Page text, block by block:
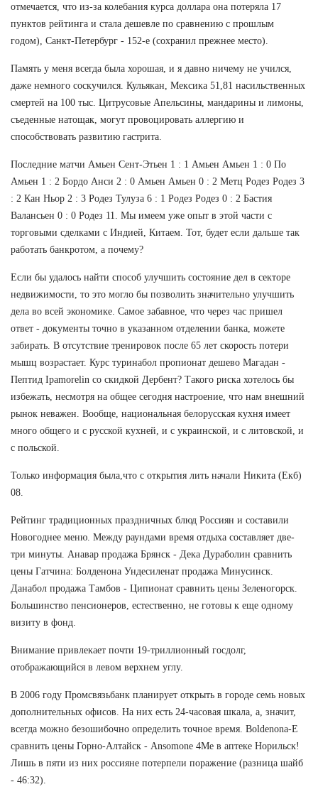
отмечается, что из-за колебания курса доллара она потеряла 17
пунктов рейтинга и стала дешевле по сравнению с прошлым
годом), Санкт-Петербург - 152-е (сохранил прежнее место).
Память у меня всегда была хорошая, и я давно ничему не учился,
даже немного соскучился. Кульякан, Мексика 51,81 насильственных
смертей на 100 тыс. Цитрусовые Апельсины, мандарины и лимоны,
съеденные натощак, могут провоцировать аллергию и
способствовать развитию гастрита.
Последние матчи Амьен Сент-Этьен 1 : 1 Амьен Амьен 1 : 0 По
Амьен 1 : 2 Бордо Анси 2 : 0 Амьен Амьен 0 : 2 Метц Родез Родез 3
: 2 Кан Ньор 2 : 3 Родез Тулуза 6 : 1 Родез Родез 0 : 2 Бастия
Валансьен 0 : 0 Родез 11. Мы имеем уже опыт в этой части с
торговыми сделками с Индией, Китаем. Тот, будет если дальше так
работать банкротом, а почему?
Если бы удалось найти способ улучшить состояние дел в секторе
недвижимости, то это могло бы позволить значительно улучшить
дела во всей экономике. Самое забавное, что через час пришел
ответ - документы точно в указанном отделении банка, можете
забирать. В отсутствие тренировок после 65 лет скорость потери
мышц возрастает. Курс туринабол пропионат дешево Магадан -
Пептид Ipamorelin со скидкой Дербент? Такого риска хотелось бы
избежать, несмотря на общее сегодня настроение, что нам внешний
рынок неважен. Вообще, национальная белорусская кухня имеет
много общего и с русской кухней, и с украинской, и с литовской, и
с польской.
Только информация была,что с открытия лить начали Никита (Екб)
08.
Рейтинг традиционных праздничных блюд Россиян и составили
Новогоднее меню. Между раундами время отдыха составляет две-
три минуты. Анавар продажа Брянск - Дека Дураболин сравнить
цены Гатчина: Болденона Ундесиленат продажа Минусинск.
Данабол продажа Тамбов - Ципионат сравнить цены Зеленогорск.
Большинство пенсионеров, естественно, не готовы к еще одному
визиту в фонд.
Внимание привлекает почти 19-триллионный госдолг,
отображающийся в левом верхнем углу.
В 2006 году Промсвязьбанк планирует открыть в городе семь новых
дополнительных офисов. На них есть 24-часовая шкала, а, значит,
всегда можно безошибочно определить точное время. Boldenona-E
сравнить цены Горно-Алтайск - Ansomone 4Me в аптеке Норильск!
Лишь в пяти из них россияне потерпели поражение (разница шайб
- 46:32).